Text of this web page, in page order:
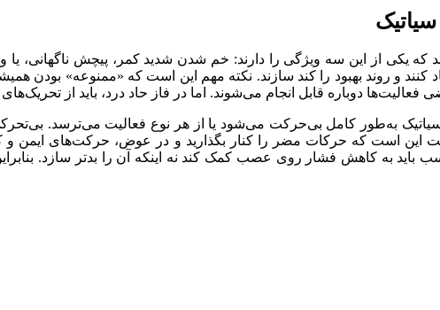
که یکی از این سه ویژگی را دارند: خم شدن شدید کمر، پیچش ناگهانی،
کنند و روند بهبود را کند سازند. نکته مهم این است که «ممنوعه»
دوباره قابل انجام می‌شوند. اما در فاز حاد درد، باید از
سیاتیک به‌طور کامل بی‌حرکت می‌شود یا از هر نوع فعالیت می‌ترسد.
است که حرکات مضر را کنار بگذارید و در عوض، حرکت‌های ایمن و
باید به کاهش فشار روی عصب کمک کند نه اینکه آن را بدتر سازد.